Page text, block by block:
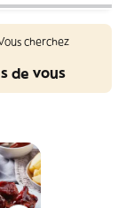
cherchez
de vous